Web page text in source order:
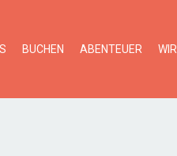
BUCHEN ABENTEUER WIR